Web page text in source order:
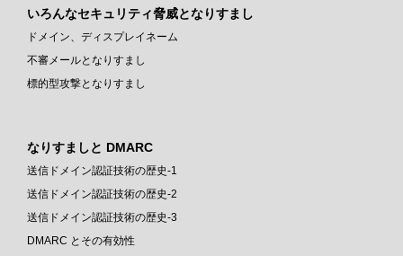
いろんなセキュリティ脅威となりすまし
ドメイン、ディスプレイネーム
不審メールとなりすまし
標的型攻撃となりすまし
なりすましと DMARC
送信ドメイン認証技術の歴史-1
送信ドメイン認証技術の歴史-2
送信ドメイン認証技術の歴史-3
DMARC とその有効性